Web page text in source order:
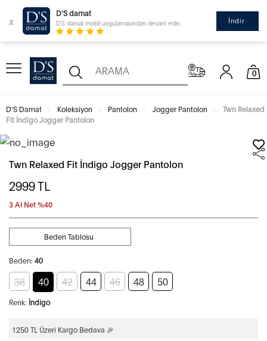
x
D'S damat
D'S damat mobil uygulamasından devam edin İndir
0
D'S Damat Koleksiyon Pantolon Jogger Pantolon
Twn Relaxed
Fit İndigo Jogger Pantolon
Twn Relaxed Fit İndigo Jogger Pantolon
2999TL
3 Al Net %40
Beden: 40
Beden Tablosu
38 40 42 44 46 48 50
Renk: İndigo
1250 TL Üzeri Kargo Bedava 🎉